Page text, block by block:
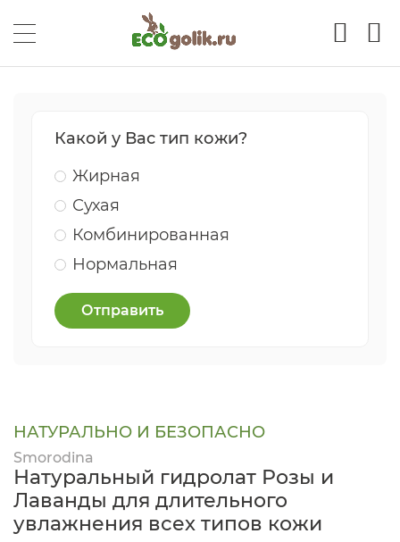
Какой у Вас тип кожи?
Жирная
Сухая
Комбинированная
Нормальная
Отправить
НАТУРАЛЬНО И БЕЗОПАСНО
Smorodina
Натуральный гидролат Розы и
Лаванды для длительного
увлажнения всех типов кожи